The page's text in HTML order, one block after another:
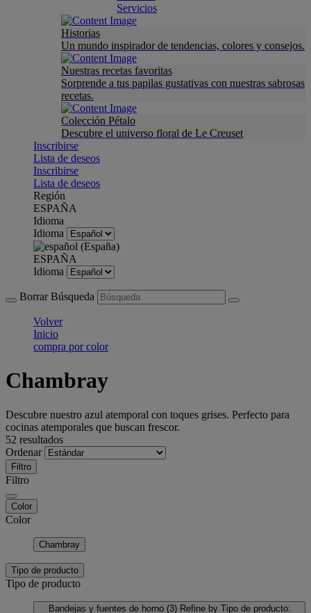
Servicios
Historias
Un mundo inspirador de tendencias, colores y consejos.
Nuestras recetas favoritas
Sorprende a tus papilas gustativas con nuestras sabrosas
recetas.
Colección Pétalo
Descubre el universo floral de Le Creuset
Inscribirse
Lista de deseos
Inscribirse
Lista de deseos
Región
ESPAÑA
Idioma
Idioma
ESPAÑA
Idioma
Borrar Búsqueda
Volver
Inicio
compra por color
Chambray
Descubre nuestro azul atemporal con toques grises. Perfecto para
cocinas atemporales que buscan frescor.
52 resultados
Ordenar
Filtro
Filtro
Color
Color
Chambray
Tipo de producto
Tipo de producto
Bandejas y fuentes de horno (3) Refine by Tipo de producto: